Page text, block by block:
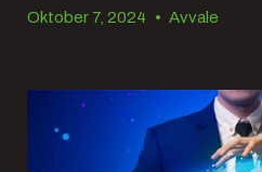
Oktober 7, 2024 • Avvale